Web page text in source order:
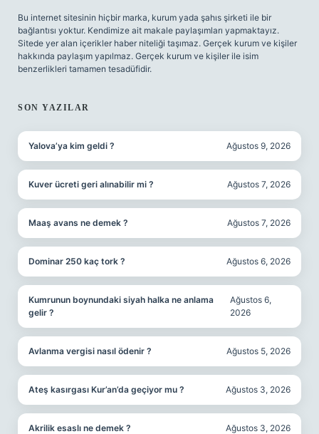
Bu internet sitesinin hiçbir marka, kurum yada şahıs şirketi ile bir
bağlantısı yoktur. Kendimize ait makale paylaşımları yapmaktayız.
Sitede yer alan içerikler haber niteliği taşımaz. Gerçek kurum ve kişiler
hakkında paylaşım yapılmaz. Gerçek kurum ve kişiler ile isim
benzerlikleri tamamen tesadüfidir.
SON YAZILAR
Yalova’ya kim geldi ? Ağustos 9, 2026
Kuver ücreti geri alınabilir mi ? Ağustos 7, 2026
Maaş avans ne demek ? Ağustos 7, 2026
Dominar 250 kaç tork ? Ağustos 6, 2026
Kumrunun boynundaki siyah halka ne anlama
gelir ?
Ağustos 6,
2026
Avlanma vergisi nasıl ödenir ? Ağustos 5, 2026
Ateş kasırgası Kur’an’da geçiyor mu ? Ağustos 3, 2026
Akrilik esaslı ne demek ? Ağustos 3, 2026